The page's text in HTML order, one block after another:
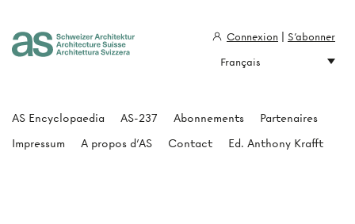
AS Encyclopaedia AS-237 Abonnements
Partenaires
Impressum
A propos d'AS Contact Ed. Anthony Krafft
Connexion
S'abonner
Français